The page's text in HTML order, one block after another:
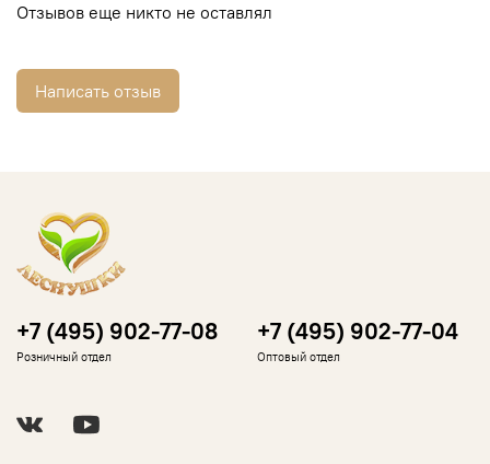
Отзывов еще никто не оставлял
Написать отзыв
+7 (495) 902-77-08
Розничный отдел
+7 (495) 902-77-04
Оптовый отдел